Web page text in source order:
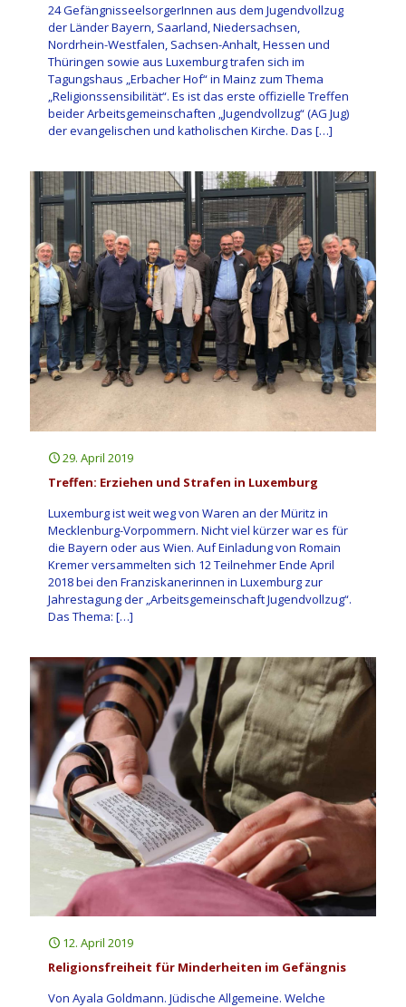
24 GefängnisseelsorgerInnen aus dem Jugendvollzug
der Länder Bayern, Saarland, Niedersachsen,
Nordrhein-Westfalen, Sachsen-Anhalt, Hessen und
Thüringen sowie aus Luxemburg trafen sich im
Tagungshaus „Erbacher Hof“ in Mainz zum Thema
„Religionssensibilität“. Es ist das erste offizielle Treffen
beider Arbeitsgemeinschaften „Jugendvollzug“ (AG Jug)
der evangelischen und katholischen Kirche. Das […]
29. April 2019
Treffen: Erziehen und Strafen in Luxemburg
Luxemburg ist weit weg von Waren an der Müritz in
Mecklenburg-Vorpommern. Nicht viel kürzer war es für
die Bayern oder aus Wien. Auf Einladung von Romain
Kremer versammelten sich 12 Teilnehmer Ende April
2018 bei den Franziskanerinnen in Luxemburg zur
Jahrestagung der „Arbeitsgemeinschaft Jugendvollzug“.
Das Thema: […]
12. April 2019
Religionsfreiheit für Minderheiten im Gefängnis
Von Ayala Goldmann. Jüdische Allgemeine. Welche